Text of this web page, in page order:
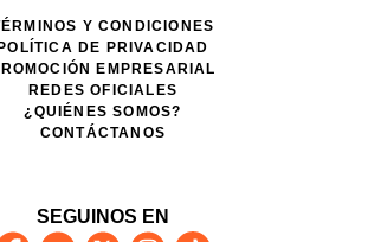
Y CONDICIONES
POLÍTICA DE PRIVACIDAD
EMPRESARIAL
REDES OFICIALES
¿QUIÉNES SOMOS?
CONTÁCTANOS
SEGUINOS EN